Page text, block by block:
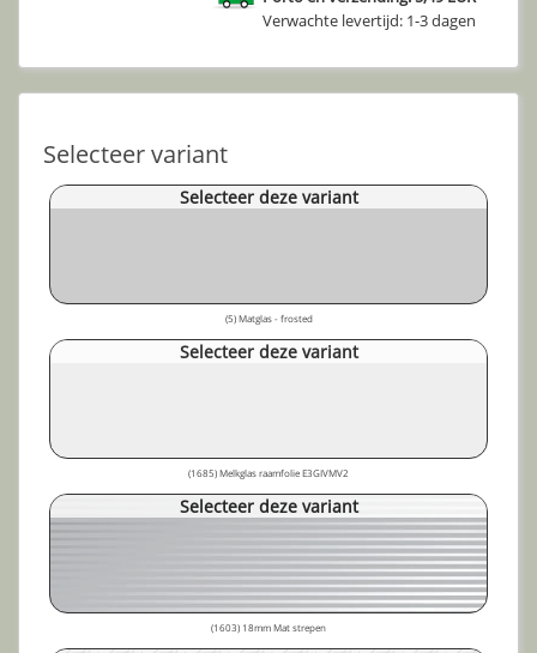
Verwachte levertijd: 1-3 dagen
Selecteer variant
Selecteer deze variant
(5) Matglas - frosted
Selecteer deze variant
(1685) Melkglas raamfolie E3GIVMV2
Selecteer deze variant
(1603) 18mm Mat strepen